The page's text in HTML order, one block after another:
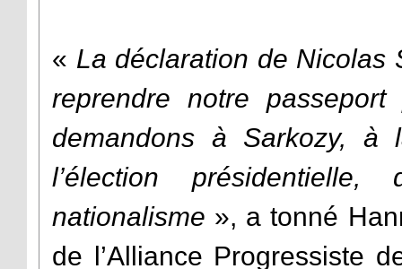
« La déclaration de Nicolas
reprendre notre
demandons à Sarkozy,
l’élection
nationalisme », a tonné
de l’Alliance Progressiste